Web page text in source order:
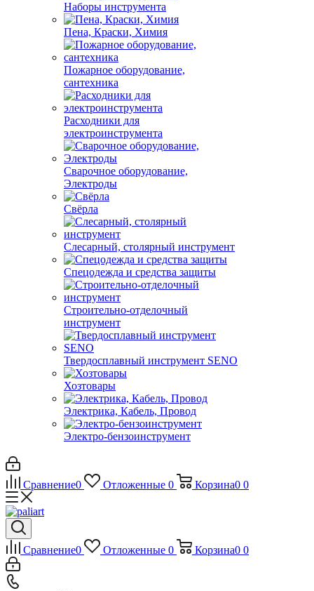
Наборы инструмента
Пена, Краски, Химия
Пожарное оборудование,
сантехника
Расходники для
электроинструмента
Сварочное оборудование,
Электроды
Свёрла
Слесарный, столярный инструмент
Спецодежда и средства защиты
Строительно-отделочный
инструмент
Твердосплавный инструмент SENO
Хозтовары
Электрика, Кабель, Провод
Электро-бензоинструмент
Сравнение0 Отложенные 0 Корзина0 0
Сравнение0 Отложенные 0 Корзина0 0